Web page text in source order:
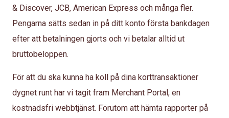
& Discover, JCB, American Express och många fler.
Pengarna sätts sedan in på ditt konto första bankdagen
efter att betalningen gjorts och vi betalar alltid ut
bruttobeloppen.
För att du ska kunna ha koll på dina korttransaktioner
dygnet runt har vi tagit fram Merchant Portal, en
kostnadsfri webbtjänst. Förutom att hämta rapporter på